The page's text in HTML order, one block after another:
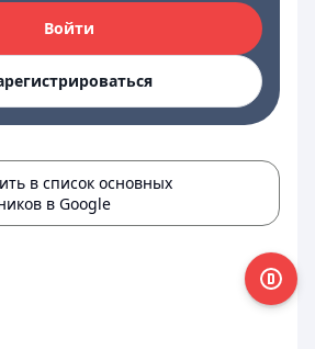
Войти
в список основных
в Google